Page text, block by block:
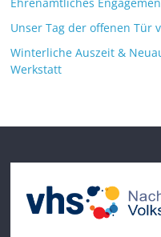
Unser Tag der offenen Tür
Winterliche Auszeit &
Werkstatt